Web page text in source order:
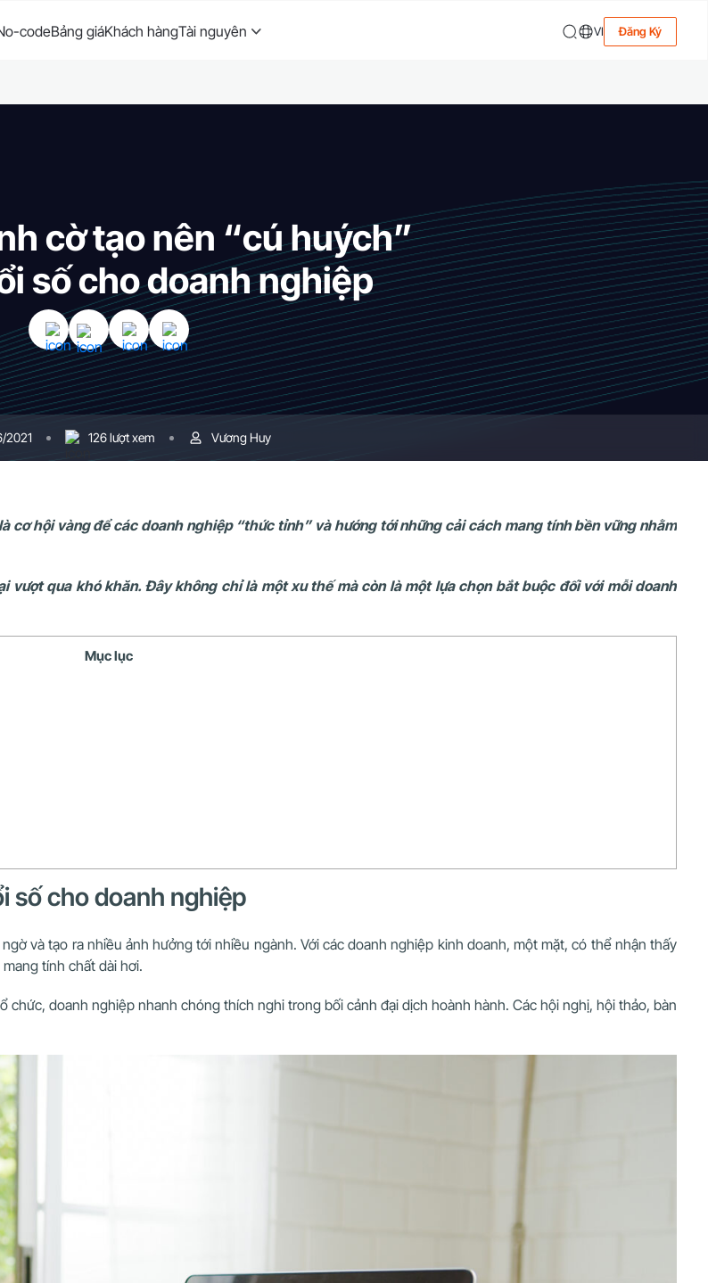
codeBảng giáKhách hàngTài nguyên VI Đăng Ký
cờ tạo nên “cú huých”
số cho doanh nghiệp
2021 126 lượt xem Vương Huy
cơ hội vàng để các doanh nghiệp “thức tỉnh” và hướng tới những cải cách mang tính bền vững nhằm
qua khó khăn. Đây không chỉ là một xu thế mà còn là một lựa chọn bắt buộc đối với mỗi doanh
Mục lục
số cho doanh nghiệp
và tạo ra nhiều ảnh hưởng tới nhiều ngành. Với các doanh nghiệp kinh doanh, một mặt, có thể nhận thấy
tính chất dài hơi.
doanh nghiệp nhanh chóng thích nghi trong bối cảnh đại dịch hoành hành. Các hội nghị, hội thảo, bàn